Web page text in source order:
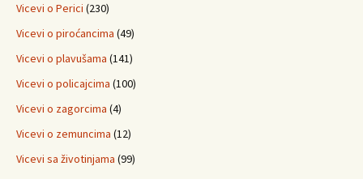
Vicevi o Perici (230)
Vicevi o piroćancima (49)
Vicevi o plavušama (141)
Vicevi o policajcima (100)
Vicevi o zagorcima (4)
Vicevi o zemuncima (12)
Vicevi sa životinjama (99)